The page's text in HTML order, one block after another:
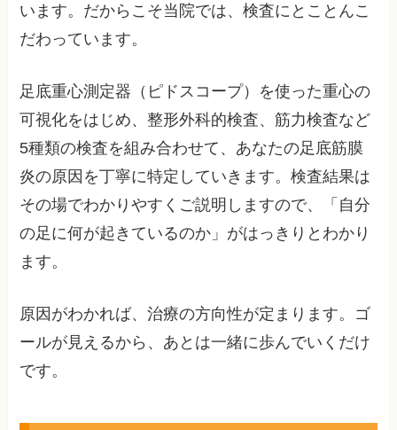
います。だからこそ当院では、検査にとことんこ
だわっています。
足底重心測定器（ピドスコープ）を使った重心の
可視化をはじめ、整形外科的検査、筋力検査など
5種類の検査を組み合わせて、あなたの足底筋膜
炎の原因を丁寧に特定していきます。検査結果は
その場でわかりやすくご説明しますので、「自分
の足に何が起きているのか」がはっきりとわかり
ます。
原因がわかれば、治療の方向性が定まります。ゴ
ールが見えるから、あとは一緒に歩んでいくだけ
です。